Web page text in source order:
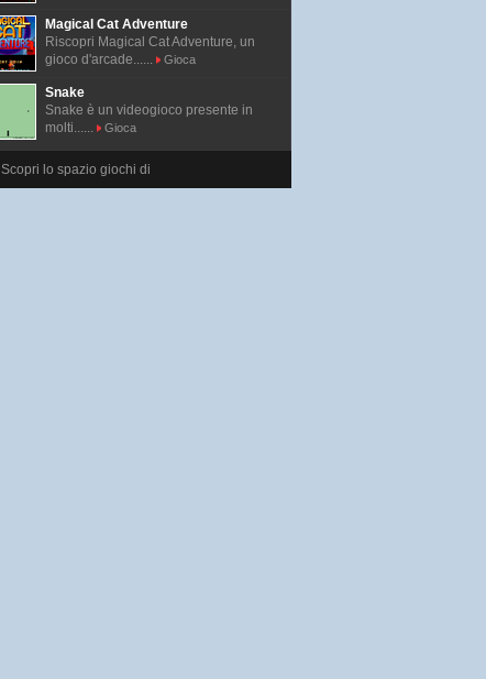
Magical Cat Adventure
Riscopri Magical Cat Adventure, un
gioco d'arcade......
Gioca
Snake
Snake è un videogioco presente in
molti......
Gioca
Scopri lo spazio giochi di